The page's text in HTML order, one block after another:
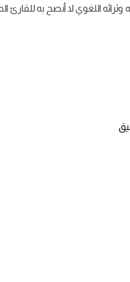
اللغوي لا أنصح به للقارئ